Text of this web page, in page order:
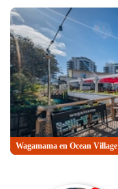
Wagamama en Ocean Village